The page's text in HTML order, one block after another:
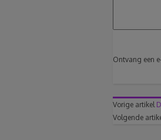
Ontvang een
Vorige artikel
Volgende